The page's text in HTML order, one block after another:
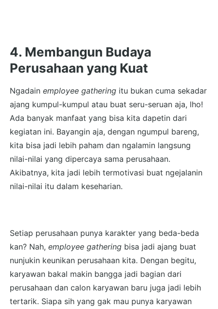
4. Membangun Budaya
Perusahaan yang Kuat
Ngadain employee gathering itu bukan cuma sekadar
ajang kumpul-kumpul atau buat seru-seruan aja, lho!
Ada banyak manfaat yang bisa kita dapetin dari
kegiatan ini. Bayangin aja, dengan ngumpul bareng,
kita bisa jadi lebih paham dan ngalamin langsung
nilai-nilai yang dipercaya sama perusahaan.
Akibatnya, kita jadi lebih termotivasi buat ngejalanin
nilai-nilai itu dalam keseharian.
Setiap perusahaan punya karakter yang beda-beda
kan? Nah, employee gathering bisa jadi ajang buat
nunjukin keunikan perusahaan kita. Dengan begitu,
karyawan bakal makin bangga jadi bagian dari
perusahaan dan calon karyawan baru juga jadi lebih
tertarik. Siapa sih yang gak mau punya karyawan